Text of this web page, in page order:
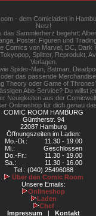
- dem Comicladen in
Netz!
das Sammlerherz begehrt:
Poster, Figuren und
Comics von Marvel, DC, Dark
Splitter, Reprodukt,
Verlagen.
Spider-Man, Batman,
das passende
Theory oder Game of
Abo-Service? Du willst
Neuigkeiten aus der
Onlineshop für dich genau
COMIC ROOM HAMBURG
Güntherstr. 94
22087 Hamburg
Öffnungszeiten im Laden:
Mo.-Di.:
11.30 - 19.00
Mi.:
Geschlossen
Do.-Fr.:
11.30 - 19.00
Sa.:
11.30 - 16.00
Tel.: (040) 25496088
Über den Comic Room
Unsere Emails:
Onlineshop
Laden
Chef
Impressum
Kontakt